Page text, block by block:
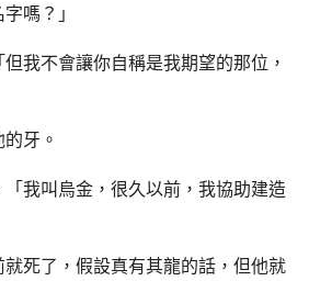
嗎？」
但我不會讓你自稱是我期望的那位，
牙。
「我叫烏金，很久以前，我協助建造
死了，假設真有其龍的話，但他就